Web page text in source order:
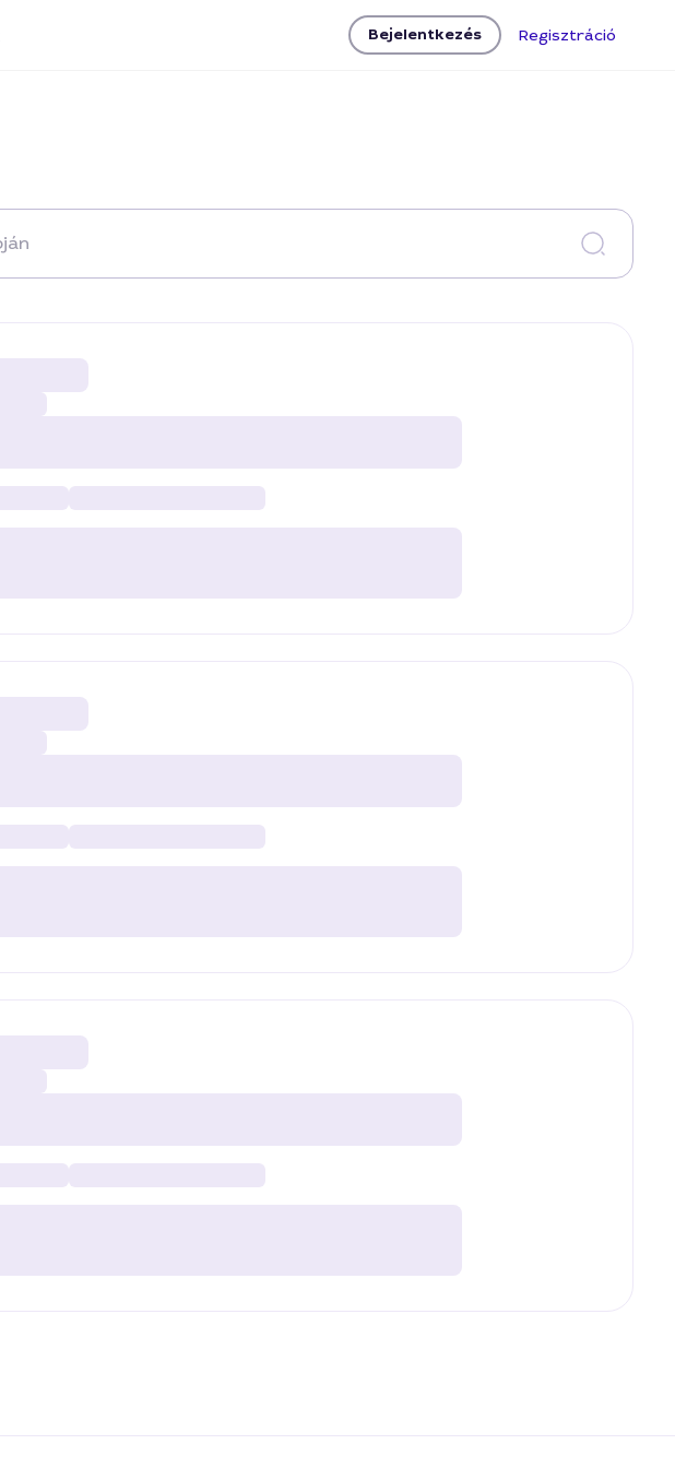
Bejelentkezés Regisztráció